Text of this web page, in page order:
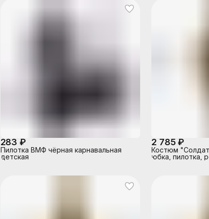
283 ₽
Пилотка ВМФ чёрная карнавальная
детская
2 785 ₽
Костюм
юбка, пилотка,